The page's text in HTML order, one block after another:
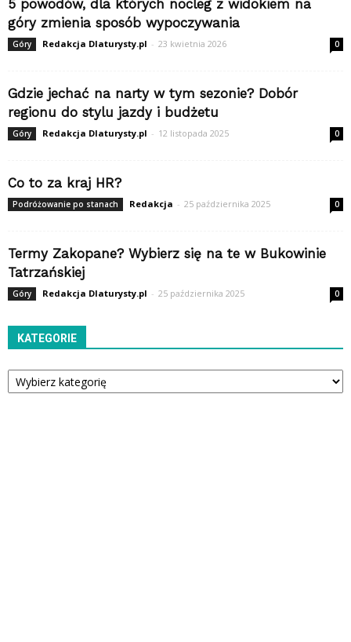
5 powodów, dla których nocleg z widokiem na
góry zmienia sposób wypoczywania
Góry Redakcja Dlaturysty.pl - 23 kwietnia 2026 0
Gdzie jechać na narty w tym sezonie? Dobór
regionu do stylu jazdy i budżetu
Góry Redakcja Dlaturysty.pl - 12 listopada 2025 0
Co to za kraj HR?
Podróżowanie po stanach Redakcja - 25 października 2025 0
Termy Zakopane? Wybierz się na te w Bukowinie
Tatrzańskiej
Góry Redakcja Dlaturysty.pl - 25 października 2025 0
KATEGORIE
Kategorie